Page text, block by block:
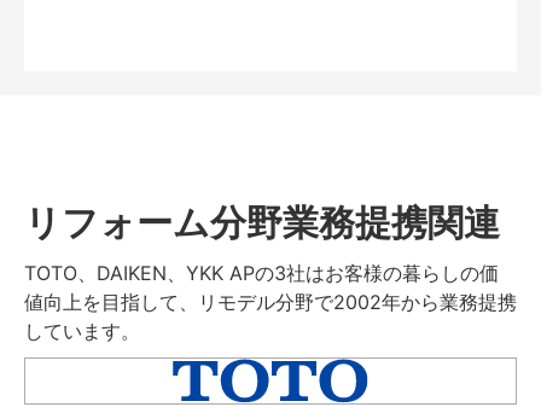
リフォーム分野業務提携関連
TOTO、DAIKEN、YKK APの3社はお客様の暮らしの価
値向上を目指して、リモデル分野で2002年から業務提携
しています。